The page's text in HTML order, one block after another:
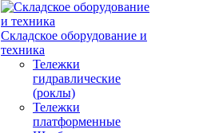
Складское оборудование и
техника
Тележки
гидравлические
(роклы)
Тележки
платформенные